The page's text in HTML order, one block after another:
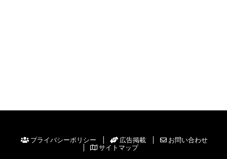
プライバシーポリシー 広告掲載
お問い合わせ
サイトマップ